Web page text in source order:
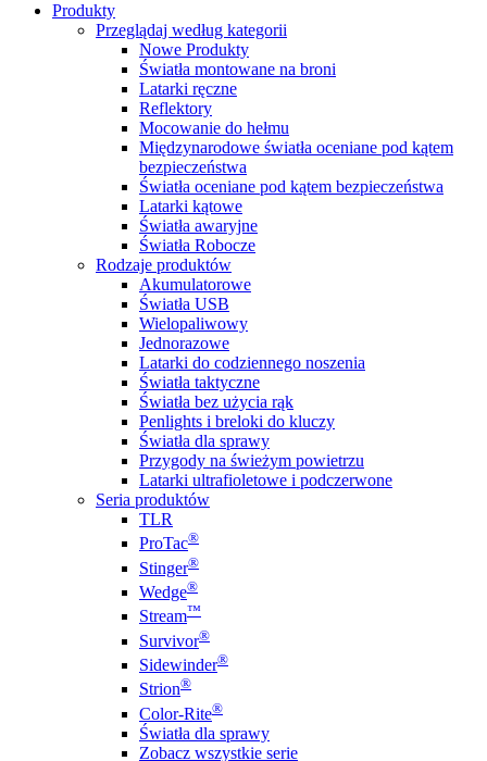
Produkty
Przeglądaj według kategorii
Nowe Produkty
Światła montowane na broni
Latarki ręczne
Reflektory
Mocowanie do hełmu
Międzynarodowe światła oceniane pod kątem
bezpieczeństwa
Światła oceniane pod kątem bezpieczeństwa
Latarki kątowe
Światła awaryjne
Światła Robocze
Rodzaje produktów
Akumulatorowe
Światła USB
Wielopaliwowy
Jednorazowe
Latarki do codziennego noszenia
Światła taktyczne
Światła bez użycia rąk
Penlights i breloki do kluczy
Światła dla sprawy
Przygody na świeżym powietrzu
Latarki ultrafioletowe i podczerwone
Seria produktów
TLR
ProTac®
Stinger®
Wedge®
Stream™
Survivor®
Sidewinder®
Strion®
Color-Rite®
Światła dla sprawy
Zobacz wszystkie serie